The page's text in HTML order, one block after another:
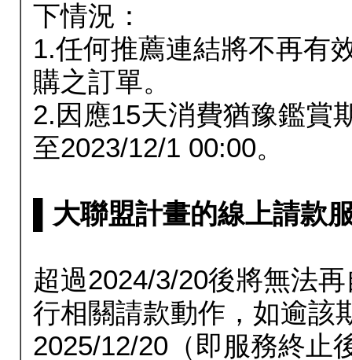
下情況：
1.任何推薦連結將不再有
購之訂單。
2.因應15天消費猶豫鑑賞
至2023/12/1 00:00。
▌大聯盟計畫的線上請款
超過2024/3/20後將無法
行相關請款動作，如逾該
2025/12/20（即服務終止